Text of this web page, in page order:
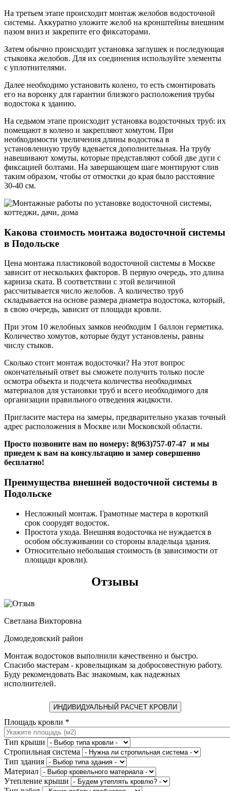
На третьем этапе происходит монтаж желобов водосточной
системы. Аккуратно уложите желоб на кронштейны внешним
пазом вниз и закрепите его фиксаторами.
Затем обычно происходит установка заглушек и последующая
стыковка желобов. Для их соединения используйте элементы
с уплотнителями.
Далее необходимо установить колено, то есть смонтировать
его на воронку для гарантии близкого расположения трубы
водостока к зданию.
На седьмом этапе происходит установка водосточных труб: их
помещают в колено и закрепляют хомутом. При
необходимости увеличения длины водостока в
установленную трубу вдевается дополнительная. На трубу
навешивают хомуты, которые представляют собой две дуги с
фиксацией болтами. На завершающем шаге монтируют слив
таким образом, чтобы от отмостки до края было расстояние
30-40 см.
Какова стоимость монтажа водосточной системы
в Подольске
Цена монтажа пластиковой водосточной системы в Москве
зависит от нескольких факторов. В первую очередь, это длина
карниза ската. В соответствии с этой величиной
рассчитывается число желобов. А количество труб
складывается на основе размера диаметра водостока, который,
в свою очередь, зависит от площади кровли.
При этом 10 желобных замков необходим 1 баллон герметика.
Количество хомутов, которые будут установлены, равны
числу стыков.
Сколько стоит монтаж водосточки? На этот вопрос
окончательный ответ вы сможете получить только после
осмотра объекта и подсчета количества необходимых
материалов для установки труб и всего необходимого для
организации правильного отведения жидкости.
Пригласите мастера на замеры, предварительно указав точный
адрес расположения в Москве или Московской области.
Просто позвоните нам по номеру: 8(963)757-07-47 и мы
приедем к вам на консультацию и замер совершенно
бесплатно!
Преимущества внешней водосточной системы в
Подольске
Несложный монтаж. Грамотные мастера в короткий
срок соорудят водосток.
Простота ухода. Внешняя водосточка не нуждается в
особом обслуживании со стороны владельца здания.
Относительно небольшая стоимость (в зависимости от
площади кровли).
Отзывы
Светлана Викторовна
Домодедовский район
Монтаж водостоков выполнили качественно и быстро.
Спасибо мастерам - кровельщикам за добросовестную работу.
Буду рекомендовать Вас знакомым, как надежных
исполнителей.
ИНДИВИДУАЛЬНЫЙ РАСЧЕТ КРОВЛИ
Площадь кровли *
Тип крыши
Стропильная система
Тип здания
Материал
Утепление крыши